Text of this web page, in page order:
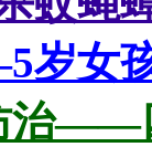
岁女
治——